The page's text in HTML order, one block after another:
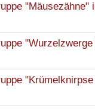
"Mäusezähne"